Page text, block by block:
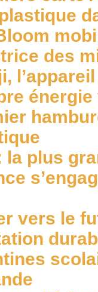
des
la plus
vers le